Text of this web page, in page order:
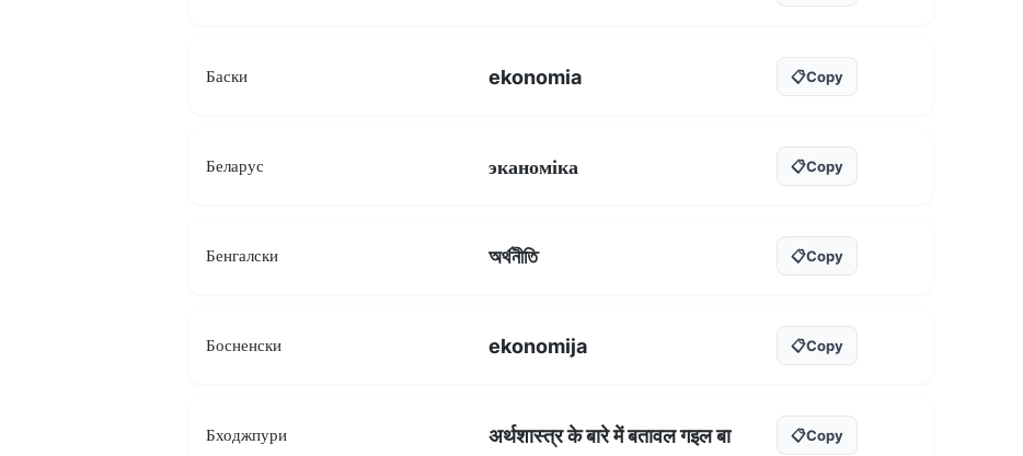
Баски ekonomia 📋Copy
Беларус эканоміка 📋Copy
Бенгалски অর্থনীতি 📋Copy
Босненски ekonomija 📋Copy
Бходжпури अर्थशास्त्र के बारे में बतावल गइल बा 📋Copy